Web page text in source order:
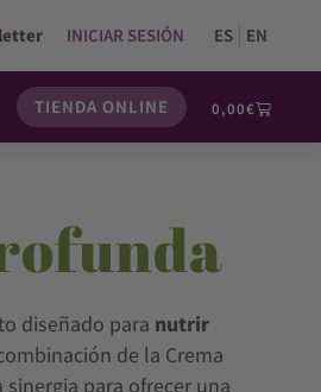
INICIAR SESIÓN ES EN
TIENDA ONLINE 0,00€
diseñado para nutrir
de la Crema
para ofrecer una